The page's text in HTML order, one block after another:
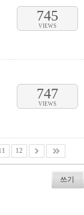
745
VIEWS
747
VIEWS
12
쓰기